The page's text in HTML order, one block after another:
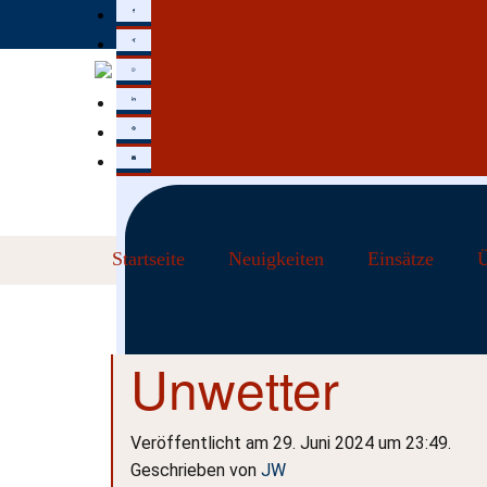
Startseite Neuigkeiten Einsätze
Unwetter
Veröffentlicht am 29. Juni 2024 um 23:49.
Geschrieben von JW